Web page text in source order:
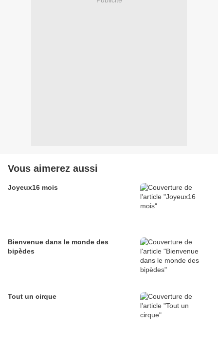
Vous aimerez aussi
Joyeux16 mois
Bienvenue dans le monde des
bipèdes
Tout un cirque